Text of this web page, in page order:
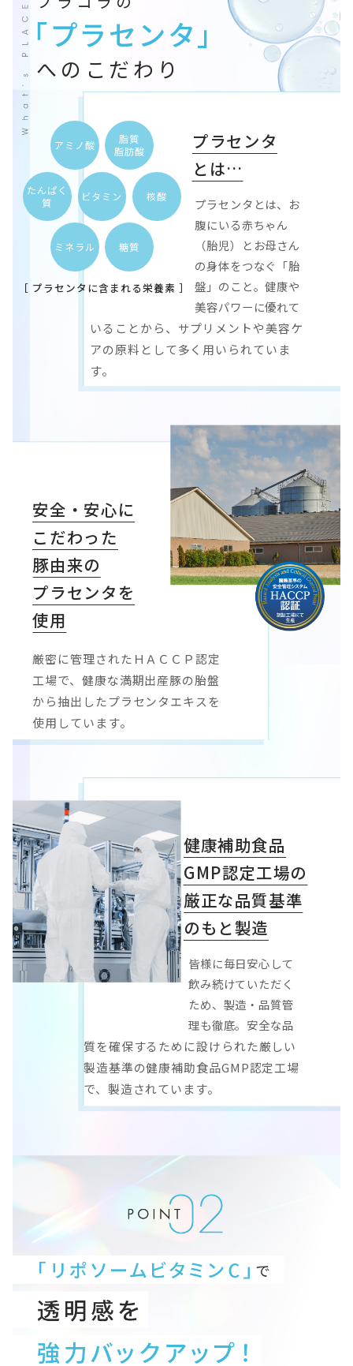
「プラセンタ」
へのこだわり
アミノ酸
脂質
脂肪酸
たんぱく
質
ビタミン 核酸
ミネラル 糖質
［ プラセンタに含まれる栄養素 ］
プラセンタ
とは…
プラセンタとは、お
腹にいる赤ちゃん
（胎児）とお母さん
の身体をつなぐ「胎
盤」のこと。健康や
美容パワーに優れて
いることから、サプリメントや美容ケ
アの原料として多く用いられていま
す。
安全・安心に
こだわった
豚由来の
プラセンタを
使用
厳密に管理されたＨＡＣＣＰ認定
工場で、健康な満期出産豚の胎盤
から抽出したプラセンタエキスを
使用しています。
健康補助食品
GMP認定工場の
厳正な品質基準
のもと製造
皆様に毎日安心して
飲み続けていただく
ため、製造・品質管
理も徹底。安全な品
質を確保するために設けられた厳しい
製造基準の健康補助食品GMP認定工場
で、製造されています。